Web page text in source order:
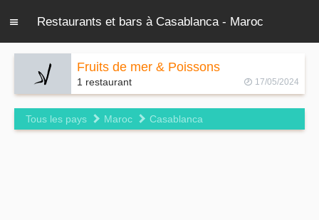
Restaurants et bars à Casablanca - Maroc
Fruits de mer & Poissons
1 restaurant 17/05/2024
Tous les pays Maroc Casablanca